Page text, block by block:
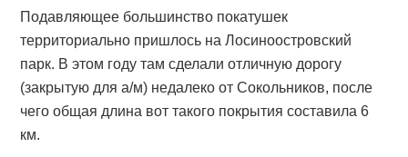
Подавляющее большинство покатушек
территориально пришлось на Лосиноостровский
парк. В этом году там сделали отличную дорогу
(закрытую для а/м) недалеко от Сокольников, после
чего общая длина вот такого покрытия составила 6
км.